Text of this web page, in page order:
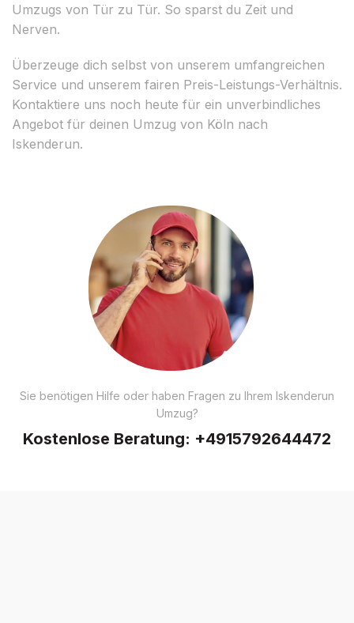
Umzugs von Tür zu Tür. So sparst du Zeit und
Nerven.
Überzeuge dich selbst von unserem umfangreichen
Service und unserem fairen Preis-Leistungs-Verhältnis.
Kontaktiere uns noch heute für ein unverbindliches
Angebot für deinen Umzug von Köln nach
Iskenderun.
Sie benötigen Hilfe oder haben Fragen zu Ihrem Iskenderun
Umzug?
Kostenlose Beratung: +4915792644472